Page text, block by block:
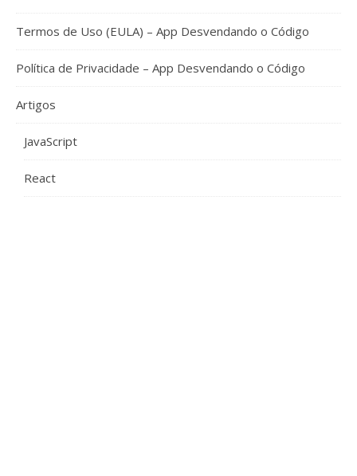
Termos de Uso (EULA) – App Desvendando o Código
Política de Privacidade – App Desvendando o Código
Artigos
JavaScript
React